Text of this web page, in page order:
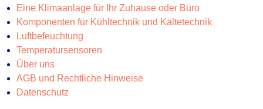
Eine Klimaanlage für Ihr Zuhause oder Büro
Komponenten für Kühltechnik und Kältetechnik
Luftbefeuchtung
Temperatursensoren
Über uns
AGB und Rechtliche Hinweise
Datenschutz